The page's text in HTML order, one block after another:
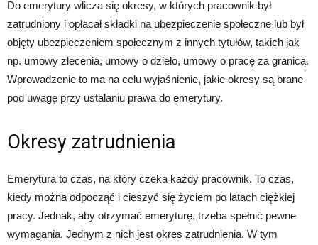
Do emerytury wlicza się okresy, w których pracownik był
zatrudniony i opłacał składki na ubezpieczenie społeczne lub był
objęty ubezpieczeniem społecznym z innych tytułów, takich jak
np. umowy zlecenia, umowy o dzieło, umowy o pracę za granicą.
Wprowadzenie to ma na celu wyjaśnienie, jakie okresy są brane
pod uwagę przy ustalaniu prawa do emerytury.
Okresy zatrudnienia
Emerytura to czas, na który czeka każdy pracownik. To czas,
kiedy można odpocząć i cieszyć się życiem po latach ciężkiej
pracy. Jednak, aby otrzymać emeryturę, trzeba spełnić pewne
wymagania. Jednym z nich jest okres zatrudnienia. W tym